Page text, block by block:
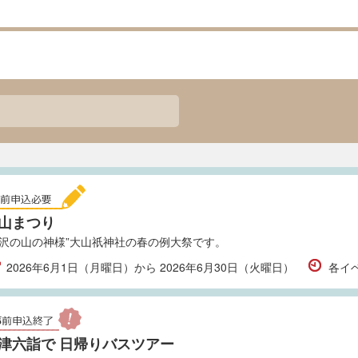
まつり
の山の神様”大山祇神社の春の例大祭です。
2026年6月1日（月曜日）から 2026年6月30日（火曜日）
各イ
六詣で 日帰りバスツアー